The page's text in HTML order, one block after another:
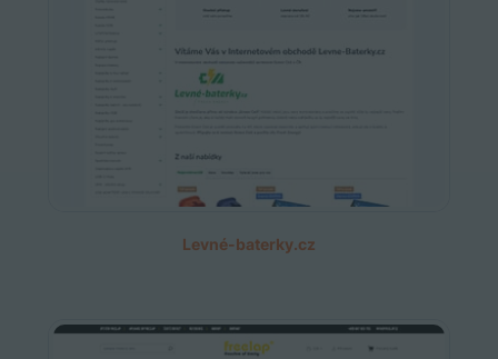
Levné-baterky.cz